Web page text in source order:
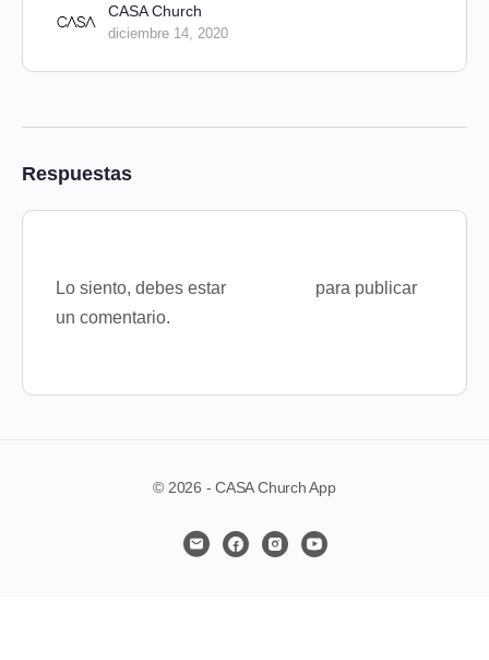
CASA Church
diciembre 14, 2020
Respuestas
Lo siento, debes estar
para publicar
un comentario.
© 2026 - CASA Church App